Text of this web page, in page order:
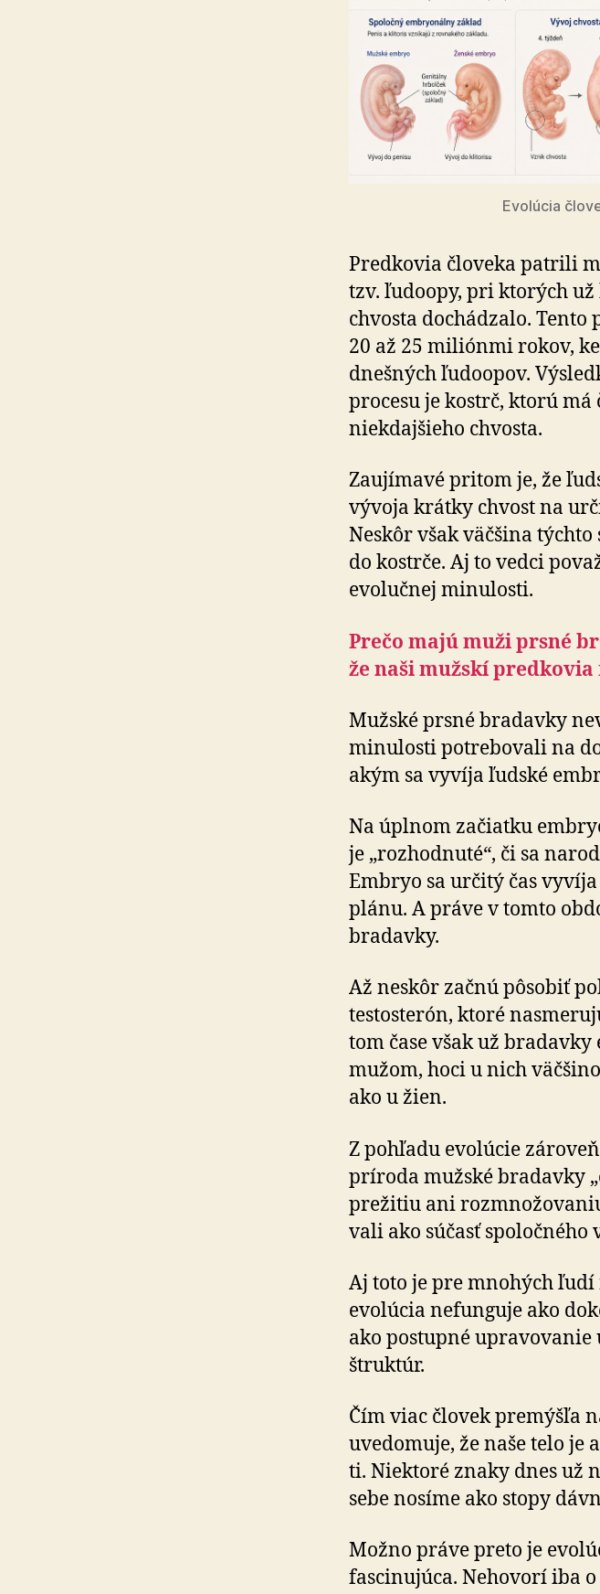
Evolúcia
Predkovia človeka patrili
tzv. ľudoopy, pri ktorých
chvosta dochádzalo.
20 až 25 miliónmi rokov,
dnešných ľudoopov.
procesu je kostrč, ktorú
niekdajšieho chvosta.
Zaujímavé pritom je, že
vývoja krátky chvost na
Neskôr však väčšina
do kostrče. Aj to vedci
evolučnej minulosti.
Prečo majú muži prsné
že naši mužskí
Mužské prsné bradavky
minulosti potrebovali na
akým sa vyvíja ľudské
Na úplnom začiatku
je „rozhodnuté“, či sa
Embryo sa určitý čas
plánu. A práve v tomto
bradavky.
Až neskôr začnú pôsobiť
testosterón, ktoré
tom čase však už
mužom, hoci u nich
ako u žien.
Z pohľadu evolúcie
príroda mužské bradavky
prežitiu ani
va­li ako súčasť
Aj toto je pre mnohých
evolúcia nefunguje ako
ako postupné
štruktúr.
Čím viac človek premýšľa
uvedomuje, že naše telo
ti. Niektoré znaky dnes už
sebe nosíme ako stopy
Možno práve preto je
fascinujúca. Nehovorí iba